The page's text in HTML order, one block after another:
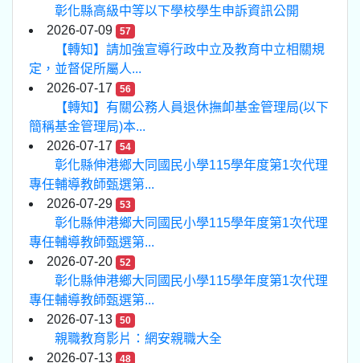
彰化縣高級中等以下學校學生申訴資訊公開
2026-07-09
57
【轉知】請加強宣導行政中立及教育中立相關規
定，並督促所屬人...
2026-07-17
56
【轉知】有關公務人員退休撫卹基金管理局(以下
簡稱基金管理局)本...
2026-07-17
54
彰化縣伸港鄉大同國民小學115學年度第1次代理
專任輔導教師甄選第...
2026-07-29
53
彰化縣伸港鄉大同國民小學115學年度第1次代理
專任輔導教師甄選第...
2026-07-20
52
彰化縣伸港鄉大同國民小學115學年度第1次代理
專任輔導教師甄選第...
2026-07-13
50
親職教育影片：網安親職大全
2026-07-13
48